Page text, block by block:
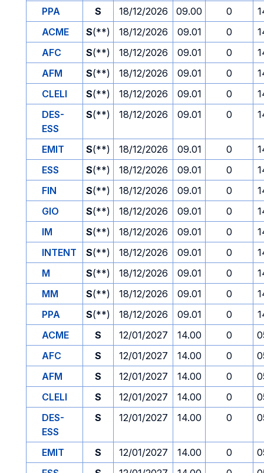
PPA
S 18/12/2026 09.00 0
ACME
S(**) 18/12/2026 09.01 0
AFC
S(**) 18/12/2026 09.01 0
AFM
S(**) 18/12/2026 09.01 0
CLELI
S(**) 18/12/2026 09.01 0
DES-
ESS
S(**) 18/12/2026 09.01 0
EMIT S(**) 18/12/2026 09.01 0
ESS
S(**) 18/12/2026 09.01 0
FIN
S(**) 18/12/2026 09.01 0
GIO
S(**) 18/12/2026 09.01 0
IM
S(**) 18/12/2026 09.01 0
INTENT
S(**) 18/12/2026 09.01 0
M
S(**) 18/12/2026 09.01 0
MM
S(**) 18/12/2026 09.01 0
PPA
S(**) 18/12/2026 09.01 0
ACME
S 12/01/2027 14.00 0
AFC
S 12/01/2027 14.00 0
AFM
S 12/01/2027 14.00 0
CLELI
S 12/01/2027 14.00 0
DES-
ESS
S 12/01/2027 14.00 0
EMIT S 12/01/2027 14.00 0